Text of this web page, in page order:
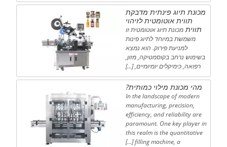
מכונת תיוג פינתית מדבקת
תווית אוטומטית לזיהוי
תווית מכונת תיוג אוטומטית זו
משמשת במיוחד לתיוג פינות
למניעת פירוק. הוא נמצא
בשימוש נרחב בקוסמטיקה, מזון,
רפואה, כימיקלים יומיומיים, […]
מהי מכונת מילוי כמותית?
In the landscape of modern
manufacturing, precision,
efficiency, and reliability are
paramount. One key player in
this realm is the quantitative
filling machine, a […]